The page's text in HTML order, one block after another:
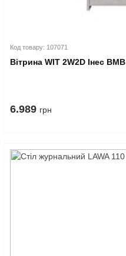
Код товару: 107071
Вітрина WIT 2W2D Інес ВМВ
6.989 грн